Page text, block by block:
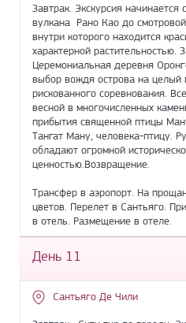
Завтрак. Экскурсия
вулкана Рано Као до
внутри которого находится
характерной растительностью.
Церемониальная деревня
выбор вождя острова на
рискованного соревнования.
весной в многочисленных
прибытия священной птицы
Тангат Ману, человека-птицу.
обладают огромной
ценностью.Возвращение.
Трансфер в аэропорт. На
цветов. Перелет в Сантьяго.
в отель. Размещение в отеле.
День 11
Сантьяго Де Чили